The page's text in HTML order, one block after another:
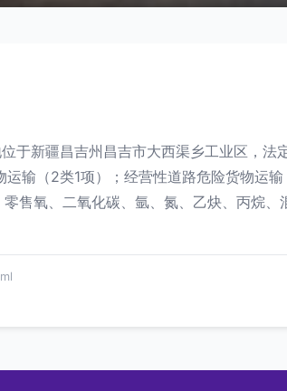
于新疆昌吉州昌吉市大西渠乡工业区，
输（2类1项）；经营性道路危险货物运
售氧、二氧化碳、氩、氮、乙炔、丙烷